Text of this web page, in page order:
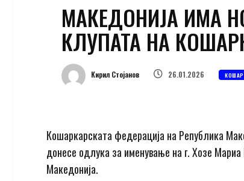
МАКЕДОНИЈА ИМА
КЛУПАТА НА
Кирил Стојанов 26.01.2026
Кошаркарската федерација на Република
донесе одлука за именување на г. Хозе
Македонија.